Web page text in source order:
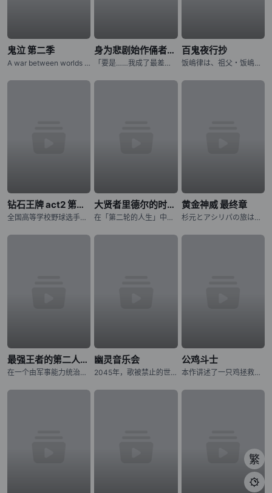
鬼泣 第二季
A war between worlds ignites as Dante must battle the only force that mirrors his own: his estranged
身为悲剧始作俑者的最强邪恶BOSS女王为民竭心尽力。 第二季
「要是……我成了最差劲的女王，记得杀了我喔。」 普莱朵·罗耶尔·艾比是一位八岁的公主。她察觉到自己前世是个出生在日本普通家庭，随处可见的平凡少女。而现在的她则是女性向游戏中作恶多端的最后头目女王……
百鬼夜行抄
饭嶋律は、祖父・饭嶋蜗牛から 妖魔を见ることができる不思议な力を 受け継いでいた。 そのために幼い顷から妖魔に狙われてきた律は 妖魔の目をあざむくために 髪を伸ばし、女の子の着物を着せられて
钻石王牌 act2 第二季
全国高等学校野球选手権东京大会に参加する各校の选手の闘志みなぎる表情から始まります。稲城実业高等学校、市大三高、薬师高校といったライバルたちが登场し、彼らに挑む青道高校は沢村栄纯がエースナンバーを背负
大贤者里德尔的时空逆行
在「第二轮的人生」中，夺回曾失去的一切！神秘组织「恶意之箱」夺走了青年里德尔的伙伴与世界。失去生存意义的他，在绝望边缘迎来最后的灵光一现：如果能回到一切尚未崩坏之前呢？历经千年、成为异形的里德尔，终于
黄金神威 最终章
杉元とアシリパの旅はクライマックスへ!! アイヌから夺われた金块を巡る生存竞争サバイバル、最终章に突入ッッ!!! 樺太から北海道に帰还した「不死身の杉元」こと杉元佐ーとアイヌの少女・アシリパは
最强王者的第二人生 第二季
在一个由军事能力统治的世界里，格雷国王拥有无与伦比的力量、财富和声望。然而，孤独在那拥有强大力量的人身后徘徊。在一个强大的国王迷人的外表之下，潜伏着一个人的外壳，没有目的和意志。转世到一个充满魔法和怪
幽灵音乐会
2045年，歌被禁止的世界――。 音乐的创造与演奏，全都由音乐应用程式《MiucS》代替人类一手包办。 少女・相叶芹亚与朋友们外出时，听见了本应被禁止的歌声。 循着歌声的方向，芹亚所看见的是——
公鸡斗士
本作讲述了一只鸡拯救人类的故事。故事舞台设定在日本——当拥有压倒性力量、破坏城市并捕食人类的异形巨兽“鬼兽”突然出现，人们正陷入绝望深渊之时，挺身而出对抗鬼兽的竟是一只鸡。这只为寻找杀害妹妹的鬼兽而四
繁
